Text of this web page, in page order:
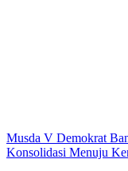
Musda V Demokrat
Konsolidasi Menuju